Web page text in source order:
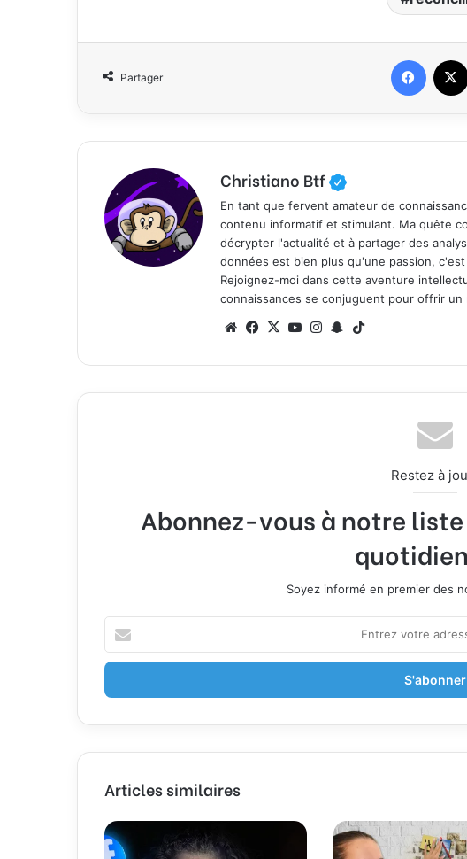
Partager
Christiano Btf
En tant que fervent amateur de
contenu informatif et stimulant. Ma quête
décrypter l'actualité et à partager des
données est bien plus qu'une passion,
Rejoignez-moi dans cette aventure
connaissances se conjuguent pour offrir
We
te
Fa
bo
ok
X
Yo
ub
e
Ins
ra
m
Sn
ch
at
k
Restez à
Abonnez-vous à notre
Soyez informé en premier des
t
e
o
r
a
d
Articles similaires